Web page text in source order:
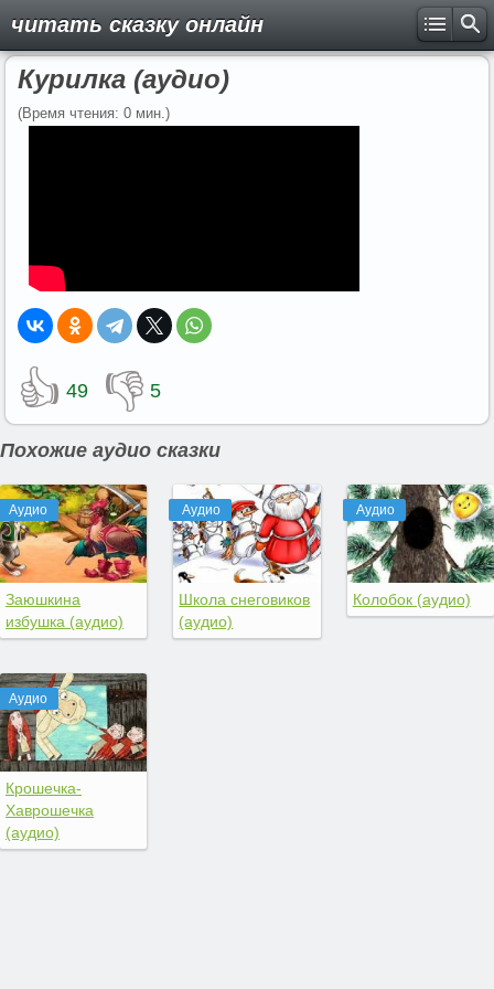
читать сказку онлайн
Курилка (аудио)
(Время чтения: 0 мин.)
👍 49 👎 5
Похожие аудио сказки
Аудио
Заюшкина
избушка (аудио)
Аудио
Крошечка-
Хаврошечка
(аудио)
Аудио
Школа снеговиков
(аудио)
Аудио
Колобок (аудио)